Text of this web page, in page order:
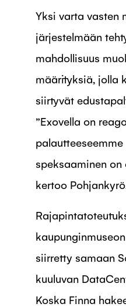
Yksi varta vasten
järjestelmään
mahdollisuus
määrityksiä, jolla
siirtyvät
”Exovella on
speksaaminen on
kertoo
siirretty samaan
kuuluvan
Koska Finna